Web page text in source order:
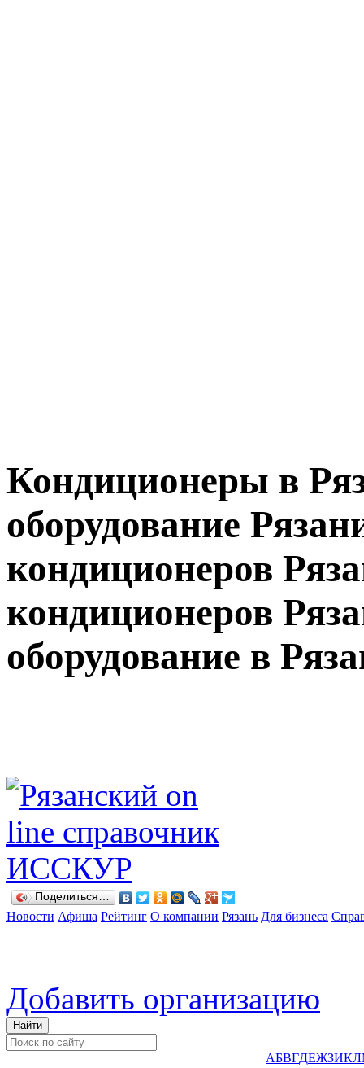
Кондиционеры в
оборудование
кондиционеров
кондиционеров
оборудование в
Поделиться…
Новости Афиша Рейтинг О компании Рязань Для бизнеса
Добавить организацию
АБВГДЕЖЗИКЛ